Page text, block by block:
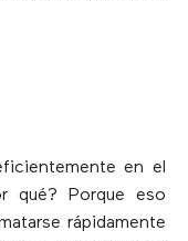
en el
qué? Porque eso
rápidamente